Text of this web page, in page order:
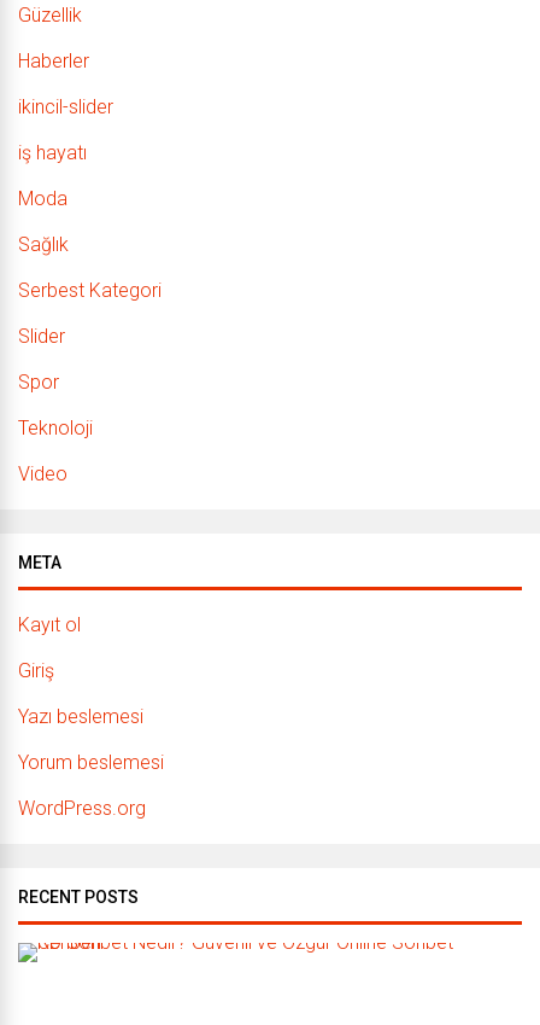
Güzellik
Haberler
ikincil-slider
iş hayatı
Moda
Sağlık
Serbest Kategori
Slider
Spor
Teknoloji
Video
META
Kayıt ol
Giriş
Yazı beslemesi
Yorum beslemesi
WordPress.org
RECENT POSTS